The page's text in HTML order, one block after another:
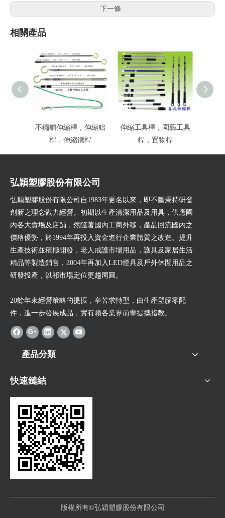
下一條:
相關產品
不鏽鋼伸縮桿，伸縮鋁
桿，伸縮鐵桿
伸縮工具桿，園藝工具
桿，置物桿
弘穎塑膠股份有限公司
弘穎塑膠股份有限公司自1983年更名以來，即不斷秉持研發
創新之理念戮力經營。初期以生產清潔用品及用具，供應國
內各大賣場及店舖，然隨著國內工商外移，產品回流國內之
價格優勢，於1994年再投入資金進行企業體質之改造。提升
生產技術並積極開發，老人戒護市場用品，護具及家居生活
精品等製造銷售，2004年再加入LED燈具及戶外休閒用品之
研發投產，以祁市場定位更趨周圓。
20餘年來經營策略的提振，辛苦求轉型，由生產塑膠零配
件，進一步發展成品，實有賴各業界前輩提攜指教。
產品分類
快速鏈結
版權所有©弘穎塑膠股份有限公司